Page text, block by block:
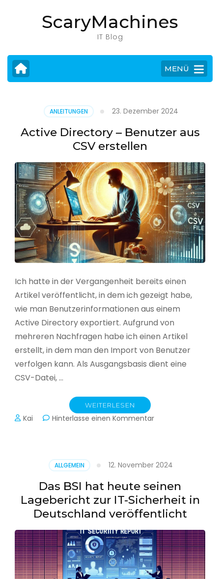
drücken)
ScaryMachines
IT Blog
MENÜ
ANLEITUNGEN 23. Dezember 2024
Active Directory – Benutzer aus
CSV erstellen
Ich hatte in der Vergangenheit bereits einen
Artikel veröffentlicht, in dem ich gezeigt habe,
wie man Benutzerinformationen aus einem
Active Directory exportiert. Aufgrund von
mehreren Nachfragen habe ich einen Artikel
erstellt, in dem man den Import von Benutzer
verfolgen kann. Als Ausgangsbasis dient eine
CSV-Datei, …
WEITERLESEN
Kai Hinterlasse einen Kommentarzu
aus
CSV
erstellen
ALLGEMEIN 12. November 2024
Das BSI hat heute seinen
Lagebericht zur IT-Sicherheit in
Deutschland veröffentlicht